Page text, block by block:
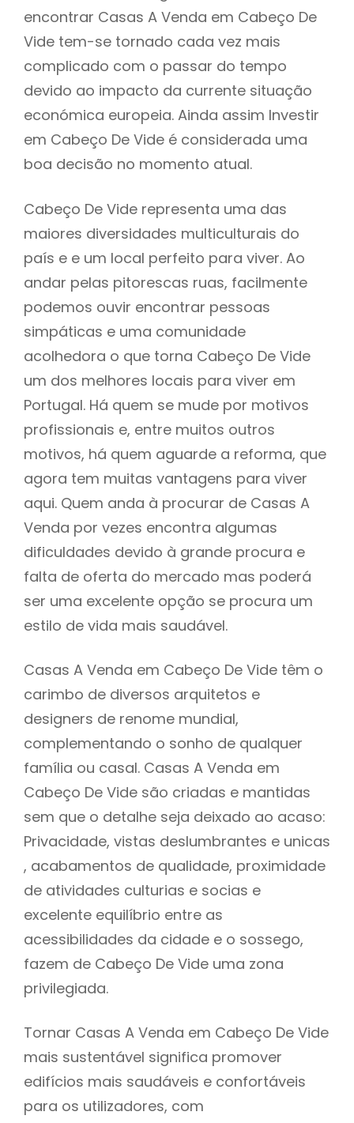
encontrar Casas A Venda em Cabeço De
Vide tem-se tornado cada vez mais
complicado com o passar do tempo
devido ao impacto da currente situação
económica europeia. Ainda assim Investir
em Cabeço De Vide é considerada uma
boa decisão no momento atual.
Cabeço De Vide representa uma das
maiores diversidades multiculturais do
país e e um local perfeito para viver. Ao
andar pelas pitorescas ruas, facilmente
podemos ouvir encontrar pessoas
simpáticas e uma comunidade
acolhedora o que torna Cabeço De Vide
um dos melhores locais para viver em
Portugal. Há quem se mude por motivos
profissionais e, entre muitos outros
motivos, há quem aguarde a reforma, que
agora tem muitas vantagens para viver
aqui. Quem anda à procurar de Casas A
Venda por vezes encontra algumas
dificuldades devido à grande procura e
falta de oferta do mercado mas poderá
ser uma excelente opção se procura um
estilo de vida mais saudável.
Casas A Venda em Cabeço De Vide têm o
carimbo de diversos arquitetos e
designers de renome mundial,
complementando o sonho de qualquer
família ou casal. Casas A Venda em
Cabeço De Vide são criadas e mantidas
sem que o detalhe seja deixado ao acaso:
Privacidade, vistas deslumbrantes e unicas
, acabamentos de qualidade, proximidade
de atividades culturias e socias e
excelente equilíbrio entre as
acessibilidades da cidade e o sossego,
fazem de Cabeço De Vide uma zona
privilegiada.
Tornar Casas A Venda em Cabeço De Vide
mais sustentável significa promover
edifícios mais saudáveis e confortáveis
para os utilizadores, com